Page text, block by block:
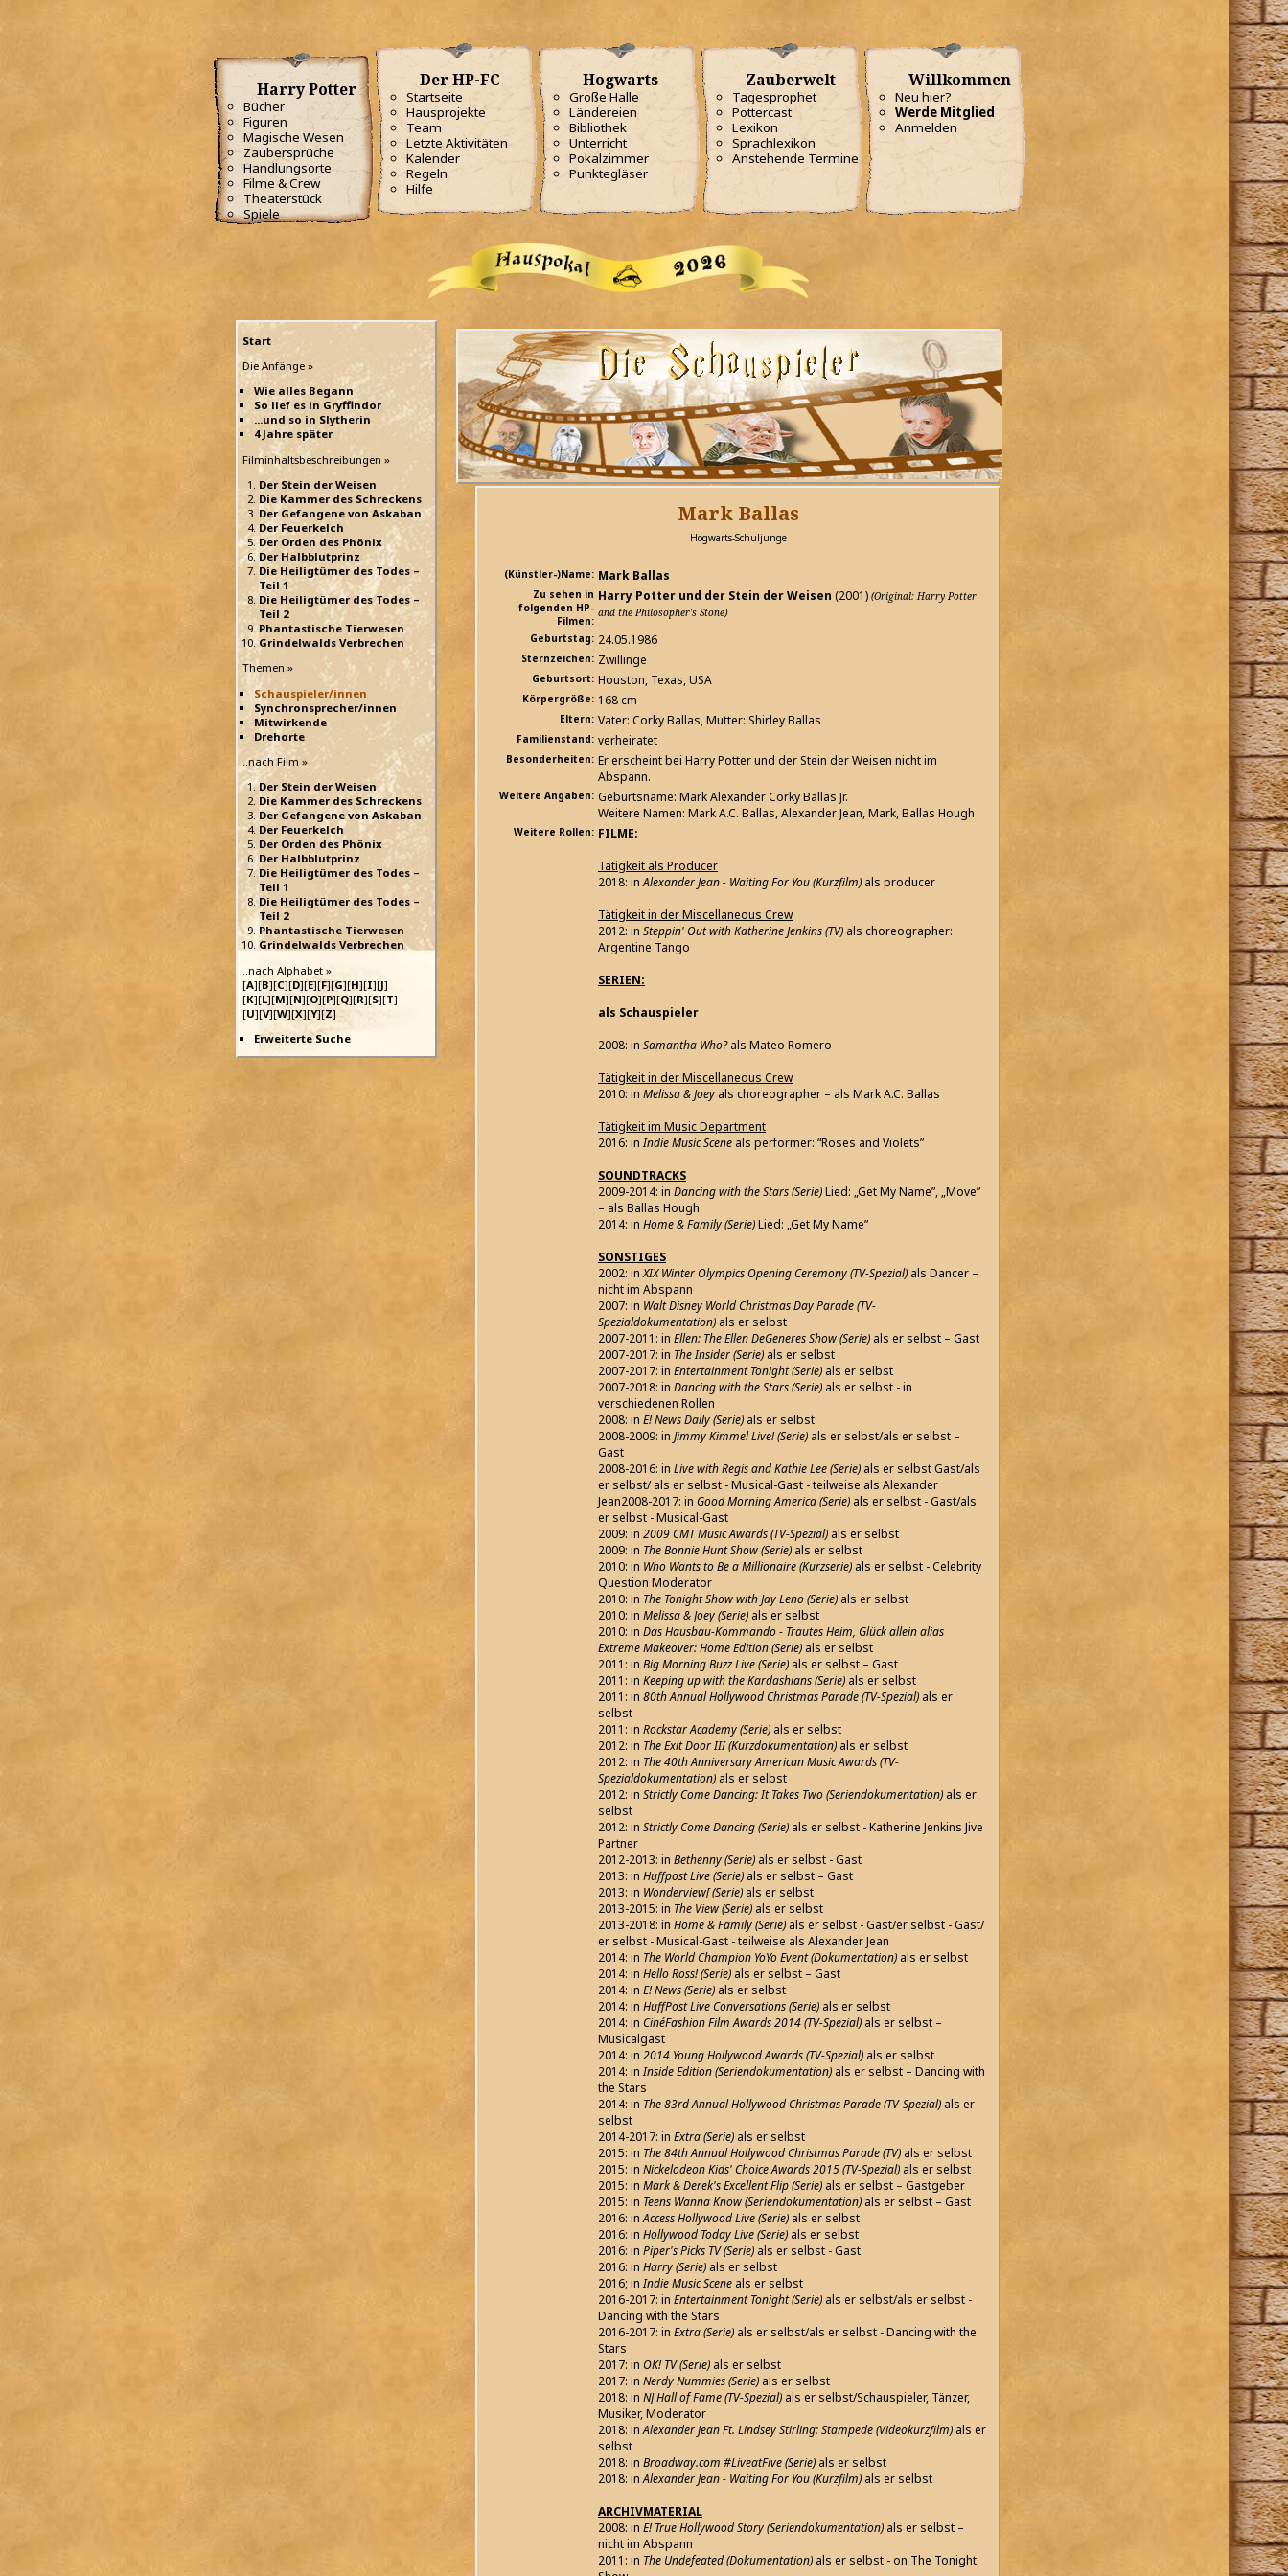
Harry Potter
Bücher
Figuren
Magische Wesen
Zaubersprüche
Handlungsorte
Filme & Crew
Theaterstück
Spiele
Der HP-FC
Startseite
Hausprojekte
Team
Letzte Aktivitäten
Kalender
Regeln
Hilfe
Hogwarts
Große Halle
Ländereien
Bibliothek
Unterricht
Pokalzimmer
Punktegläser
Zauberwelt
Tagesprophet
Pottercast
Lexikon
Sprachlexikon
Anstehende Termine
Willkommen
Neu hier?
Werde Mitglied
Anmelden
Start
Die Anfänge »
Wie alles Begann
So lief es in Gryffindor
...und so in Slytherin
4 Jahre später
Filminhaltsbeschreibungen »
Der Stein der Weisen
Die Kammer des Schreckens
Der Gefangene von Askaban
Der Feuerkelch
Der Orden des Phönix
Der Halbblutprinz
Die Heiligtümer des Todes –
Teil 1
Die Heiligtümer des Todes –
Teil 2
Phantastische Tierwesen
Grindelwalds Verbrechen
Themen »
Schauspieler/innen
Synchronsprecher/innen
Mitwirkende
Drehorte
..nach Film »
Der Stein der Weisen
Die Kammer des Schreckens
Der Gefangene von Askaban
Der Feuerkelch
Der Orden des Phönix
Der Halbblutprinz
Die Heiligtümer des Todes –
Teil 1
Die Heiligtümer des Todes –
Teil 2
Phantastische Tierwesen
Grindelwalds Verbrechen
..nach Alphabet »
[A][B][C][D][E][F][G][H][I][J]
[K][L][M][N][O][P][Q][R][S][T]
[U][V][W][X][Y][Z]
Erweiterte Suche
Mark Ballas
Hogwarts-Schuljunge
(Künstler-)Name: Mark Ballas
Zu sehen in
folgenden HP-
Filmen:
Harry Potter und der Stein der Weisen (2001) (Original: Harry Potter
and the Philosopher's Stone)
Geburtstag: 24.05.1986
Sternzeichen: Zwillinge
Geburtsort: Houston, Texas, USA
Körpergröße: 168 cm
Eltern: Vater: Corky Ballas, Mutter: Shirley Ballas
Familienstand: verheiratet
Besonderheiten: Er erscheint bei Harry Potter und der Stein der Weisen nicht im
Abspann.
Weitere Angaben: Geburtsname: Mark Alexander Corky Ballas Jr.
Weitere Namen: Mark A.C. Ballas, Alexander Jean, Mark, Ballas Hough
Weitere Rollen: FILME:
Tätigkeit als Producer
2018: inAlexander Jean - Waiting For You (Kurzfilm) als producer
Tätigkeit in der Miscellaneous Crew
2012: in Steppin' Out with Katherine Jenkins (TV) als choreographer:
Argentine Tango
SERIEN:
als Schauspieler
2008: in Samantha Who?als Mateo Romero
Tätigkeit in der Miscellaneous Crew
2010: in Melissa & Joey als choreographer – als Mark A.C. Ballas
Tätigkeit im Music Department
2016: inIndie Music Scene als performer: “Roses and Violets”
SOUNDTRACKS
2009-2014: in Dancing with the Stars (Serie)Lied: „Get My Name”, „Move”
– als Ballas Hough
2014: in Home & Family (Serie)Lied: „Get My Name”
SONSTIGES
2002: inXIX Winter Olympics Opening Ceremony (TV-Spezial) als Dancer –
nicht im Abspann
2007: in Walt Disney World Christmas Day Parade (TV-
Spezialdokumentation) als er selbst
2007-2011: in Ellen: The Ellen DeGeneres Show (Serie) als er selbst – Gast
2007-2017: in The Insider (Serie) als er selbst
2007-2017: in Entertainment Tonight (Serie) als er selbst
2007-2018: in Dancing with the Stars (Serie) als er selbst - in
verschiedenen Rollen
2008: in E! News Daily (Serie) als er selbst
2008-2009: in Jimmy Kimmel Live! (Serie) als er selbst/als er selbst –
Gast
2008-2016: in Live with Regis and Kathie Lee (Serie) als er selbst Gast/als
er selbst/ als er selbst - Musical-Gast - teilweise als Alexander
Jean2008-2017: in Good Morning America (Serie) als er selbst - Gast/als
er selbst - Musical-Gast
2009: in 2009 CMT Music Awards (TV-Spezial) als er selbst
2009: in The Bonnie Hunt Show (Serie) als er selbst
2010: in Who Wants to Be a Millionaire (Kurzserie) als er selbst - Celebrity
Question Moderator
2010: in The Tonight Show with Jay Leno (Serie) als er selbst
2010: in Melissa & Joey (Serie) als er selbst
2010: in Das Hausbau-Kommando - Trautes Heim, Glück allein alias
Extreme Makeover: Home Edition (Serie) als er selbst
2011: in Big Morning Buzz Live (Serie) als er selbst – Gast
2011: in Keeping up with the Kardashians (Serie) als er selbst
2011: in 80th Annual Hollywood Christmas Parade (TV-Spezial) als er
selbst
2011: in Rockstar Academy (Serie) als er selbst
2012: in The Exit Door III (Kurzdokumentation) als er selbst
2012: in The 40th Anniversary American Music Awards (TV-
Spezialdokumentation) als er selbst
2012: in Strictly Come Dancing: It Takes Two (Seriendokumentation) als er
selbst
2012: in Strictly Come Dancing (Serie) als er selbst - Katherine Jenkins Jive
Partner
2012-2013: in Bethenny (Serie) als er selbst - Gast
2013: in Huffpost Live (Serie) als er selbst – Gast
2013: in Wonderview[ (Serie) als er selbst
2013-2015: in The View (Serie) als er selbst
2013-2018: in Home & Family (Serie) als er selbst - Gast/er selbst - Gast/
er selbst - Musical-Gast - teilweise als Alexander Jean
2014: in The World Champion YoYo Event (Dokumentation) als er selbst
2014: in Hello Ross! (Serie) als er selbst – Gast
2014: in E! News (Serie) als er selbst
2014: in HuffPost Live Conversations (Serie) als er selbst
2014: in CinéFashion Film Awards 2014 (TV-Spezial) als er selbst –
Musicalgast
2014: in 2014 Young Hollywood Awards (TV-Spezial) als er selbst
2014: inInside Edition (Seriendokumentation) als er selbst – Dancing with
the Stars
2014: in The 83rd Annual Hollywood Christmas Parade (TV-Spezial) als er
selbst
2014-2017: in Extra (Serie) als er selbst
2015: in The 84th Annual Hollywood Christmas Parade (TV) als er selbst
2015: in Nickelodeon Kids' Choice Awards 2015 (TV-Spezial) als er selbst
2015: in Mark & Derek's Excellent Flip (Serie) als er selbst – Gastgeber
2015: in Teens Wanna Know (Seriendokumentation) als er selbst – Gast
2016: inAccess Hollywood Live (Serie) als er selbst
2016: in Hollywood Today Live (Serie) als er selbst
2016: in Piper's Picks TV (Serie) als er selbst - Gast
2016: in Harry (Serie) als er selbst
2016; inIndie Music Scene als er selbst
2016-2017: in Entertainment Tonight (Serie) als er selbst/als er selbst -
Dancing with the Stars
2016-2017: in Extra (Serie) als er selbst/als er selbst - Dancing with the
Stars
2017: in OK! TV (Serie) als er selbst
2017: in Nerdy Nummies (Serie) als er selbst
2018: in NJ Hall of Fame (TV-Spezial) als er selbst/Schauspieler, Tänzer,
Musiker, Moderator
2018: inAlexander Jean Ft. Lindsey Stirling: Stampede (Videokurzfilm) als er
selbst
2018: in Broadway.com #LiveatFive (Serie) als er selbst
2018: inAlexander Jean - Waiting For You (Kurzfilm) als er selbst
ARCHIVMATERIAL
2008: in E! True Hollywood Story (Seriendokumentation) als er selbst –
nicht im Abspann
2011: in The Undefeated (Dokumentation) als er selbst - on The Tonight